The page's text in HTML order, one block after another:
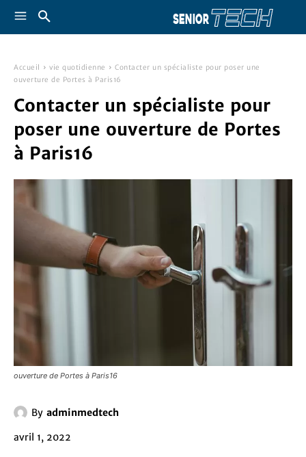
Accueil vie quotidienne
Contacter un spécialiste pour poser une
ouverture de Portes à Paris16
Contacter un spécialiste pour
poser une ouverture de Portes
à Paris16
ouverture de Portes à Paris16
By adminmedtech
avril 1, 2022